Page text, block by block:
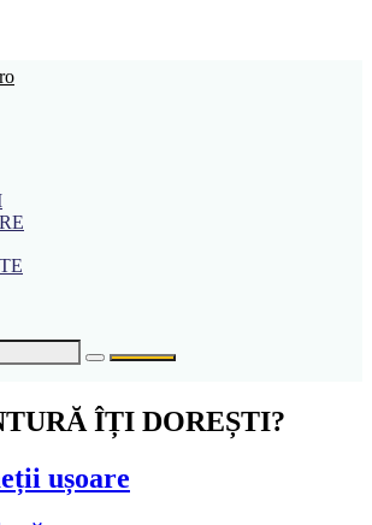
ÎȚI DOREȘTI?
ușoare